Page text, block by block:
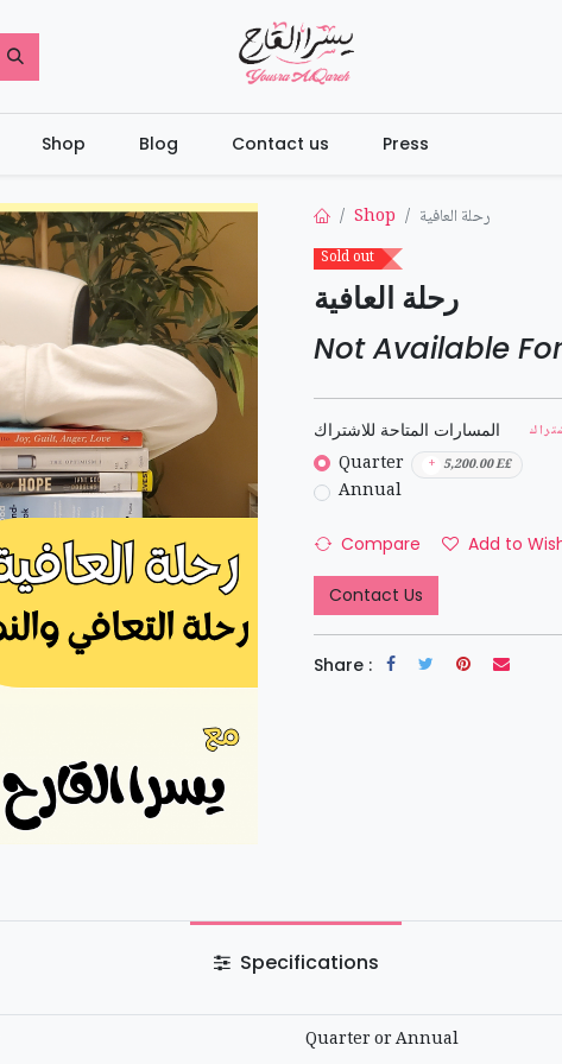
Shop Blog Contact us Press
Shop رحلة العافية
Sold out
رحلة العافية
Not Available
المسارات المتاحة للاشتراك
Quarter + 5,200.00E£
Annual
Compare Add to
Contact Us
Share :
Specifications
QuarterorAnnual